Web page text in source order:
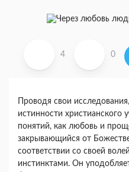
4 0
Проводя свои
истинности христианского
понятий, как любовь и
закрывающийся от
соответствии со своей
инстинктами. Он